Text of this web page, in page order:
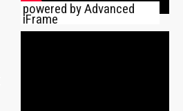
powered by Advanced
iFrame